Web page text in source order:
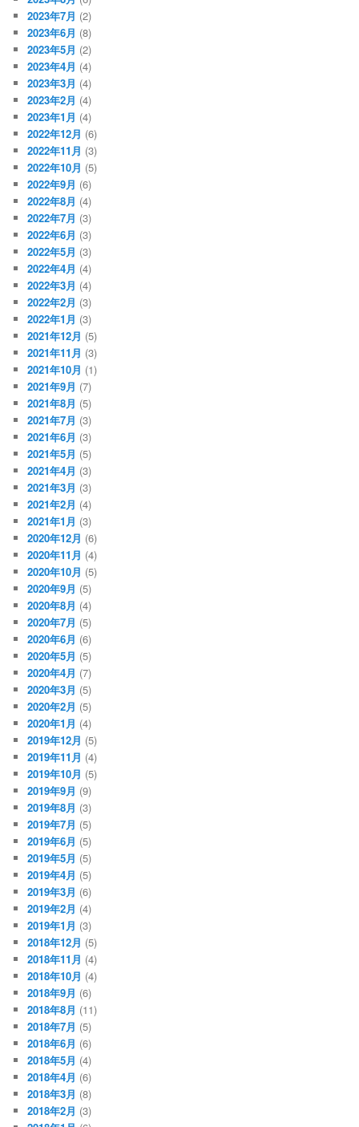
2023年7月 (2)
2023年6月 (8)
2023年5月 (2)
2023年4月 (4)
2023年3月 (4)
2023年2月 (4)
2023年1月 (4)
2022年12月 (6)
2022年11月 (3)
2022年10月 (5)
2022年9月 (6)
2022年8月 (4)
2022年7月 (3)
2022年6月 (3)
2022年5月 (3)
2022年4月 (4)
2022年3月 (4)
2022年2月 (3)
2022年1月 (3)
2021年12月 (5)
2021年11月 (3)
2021年10月 (1)
2021年9月 (7)
2021年8月 (5)
2021年7月 (3)
2021年6月 (3)
2021年5月 (5)
2021年4月 (3)
2021年3月 (3)
2021年2月 (4)
2021年1月 (3)
2020年12月 (6)
2020年11月 (4)
2020年10月 (5)
2020年9月 (5)
2020年8月 (4)
2020年7月 (5)
2020年6月 (6)
2020年5月 (5)
2020年4月 (7)
2020年3月 (5)
2020年2月 (5)
2020年1月 (4)
2019年12月 (5)
2019年11月 (4)
2019年10月 (5)
2019年9月 (9)
2019年8月 (3)
2019年7月 (5)
2019年6月 (5)
2019年5月 (5)
2019年4月 (5)
2019年3月 (6)
2019年2月 (4)
2019年1月 (3)
2018年12月 (5)
2018年11月 (4)
2018年10月 (4)
2018年9月 (6)
2018年8月 (11)
2018年7月 (5)
2018年6月 (6)
2018年5月 (4)
2018年4月 (6)
2018年3月 (8)
2018年2月 (3)